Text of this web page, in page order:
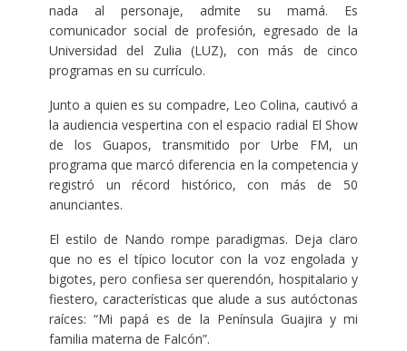
nada al personaje, admite su mamá. Es
comunicador social de profesión, egresado de la
Universidad del Zulia (LUZ), con más de cinco
programas en su currículo.
Junto a quien es su compadre, Leo Colina, cautivó a
la audiencia vespertina con el espacio radial El Show
de los Guapos, transmitido por Urbe FM, un
programa que marcó diferencia en la competencia y
registró un récord histórico, con más de 50
anunciantes.
El estilo de Nando rompe paradigmas. Deja claro
que no es el típico locutor con la voz engolada y
bigotes, pero confiesa ser querendón, hospitalario y
fiestero, características que alude a sus autóctonas
raíces: “Mi papá es de la Península Guajira y mi
familia materna de Falcón”.